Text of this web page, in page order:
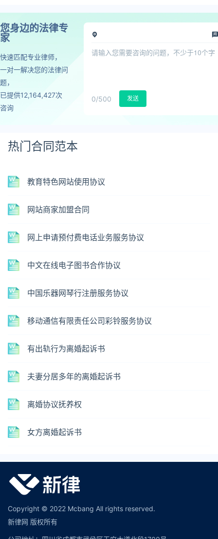
您身边的法律专
家
快速匹配专业律师，
一对一解决您的法律问
题，
已提供12,164,427次
咨询
0/500 发送
热门合同范本
教育特色网站使用协议
网站商家加盟合同
网上申请预付费电话业务服务协议
中文在线电子图书合作协议
中国乐器网琴行注册服务协议
移动通信有限责任公司彩铃服务协议
有出轨行为离婚起诉书
夫妻分居多年的离婚起诉书
离婚协议抚养权
女方离婚起诉书
Copyright © 2022 Mcbang All rights reserved.
新律网 版权所有